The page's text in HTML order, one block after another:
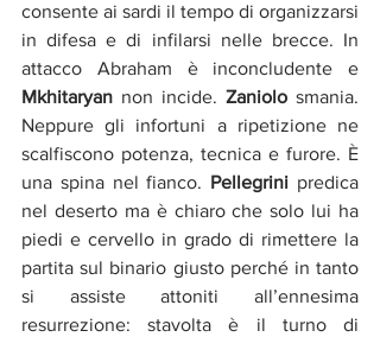
consente ai sardi il tempo di organizzarsi
in difesa e di infilarsi nelle brecce. In
Mkhitaryan non incide. Zaniolo smania.
Neppure gli infortuni a ripetizione ne
scalfiscono potenza, tecnica e furore. È
una spina nel fianco. Pellegrini predica
nel deserto ma è chiaro che solo lui ha
piedi e cervello in grado di rimettere la
partita sul binario giusto perché in tanto
si assiste attoniti all’ennesima
resurrezione: stavolta è il turno di